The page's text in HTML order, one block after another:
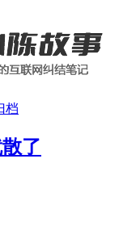
档
了